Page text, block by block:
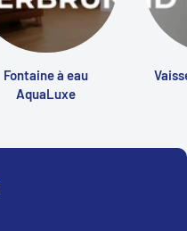
Fontaine à eau
AquaLuxe